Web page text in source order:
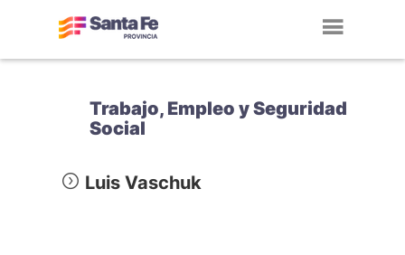
Trabajo, Empleo y Seguridad
Social
Luis Vaschuk